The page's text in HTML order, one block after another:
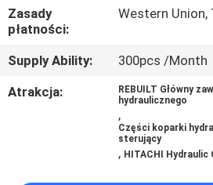
SKONTAKTUJ
SIĘ
Z
AKTUALNOŚCI
Zasady
płatności:
Western Union,
Supply Ability:
300pcs /Month
Atrakcja:
REBUILT Główny
hydraulicznego
,
Części koparki
sterujący
, HITACHI Hydraulic